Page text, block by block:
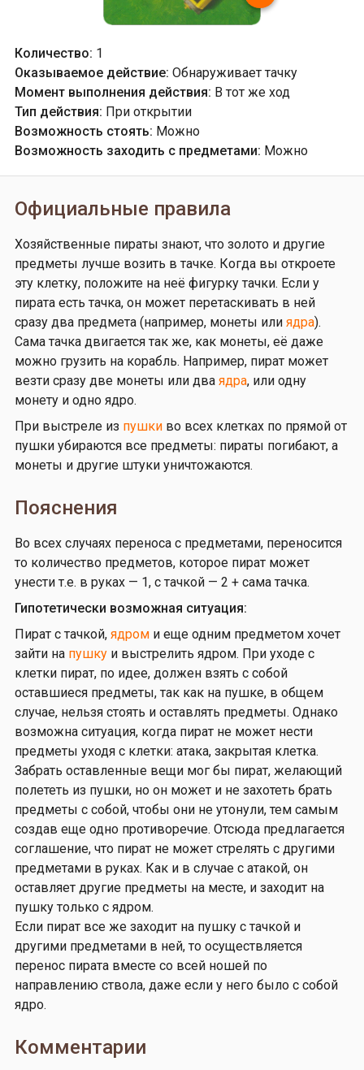
Количество: 1
Оказываемое действие: Обнаруживает тачку
Момент выполнения действия: В тот же ход
Тип действия: При открытии
Возможность стоять: Можно
Возможность заходить с предметами: Можно
Официальные правила
Хозяйственные пираты знают, что золото и другие
предметы лучше возить в тачке. Когда вы откроете
эту клетку, положите на неё фигурку тачки. Если у
пирата есть тачка, он может перетаскивать в ней
сразу два предмета (например, монеты или ядра).
Сама тачка двигается так же, как монеты, её даже
можно грузить на корабль. Например, пират может
везти сразу две монеты или два ядра, или одну
монету и одно ядро.
При выстреле из пушки во всех клетках по прямой от
пушки убираются все предметы: пираты погибают, а
монеты и другие штуки уничтожаются.
Пояснения
Во всех случаях переноса с предметами, переносится
то количество предметов, которое пират может
унести т.е. в руках — 1, с тачкой — 2 + сама тачка.
Гипотетически возможная ситуация:
Пират с тачкой, ядром и еще одним предметом хочет
зайти на пушку и выстрелить ядром. При уходе с
клетки пират, по идее, должен взять с собой
оставшиеся предметы, так как на пушке, в общем
случае, нельзя стоять и оставлять предметы. Однако
возможна ситуация, когда пират не может нести
предметы уходя с клетки: атака, закрытая клетка.
Забрать оставленные вещи мог бы пират, желающий
полететь из пушки, но он может и не захотеть брать
предметы с собой, чтобы они не утонули, тем самым
создав еще одно противоречие. Отсюда предлагается
соглашение, что пират не может стрелять с другими
предметами в руках. Как и в случае с атакой, он
оставляет другие предметы на месте, и заходит на
пушку только с ядром.
Если пират все же заходит на пушку с тачкой и
другими предметами в ней, то осуществляется
перенос пирата вместе со всей ношей по
направлению ствола, даже если у него было с собой
ядро.
Комментарии